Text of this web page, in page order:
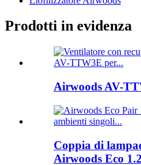
Prodotti in evidenza
Airwoods AV-
Coppia di
Airwoods Eco